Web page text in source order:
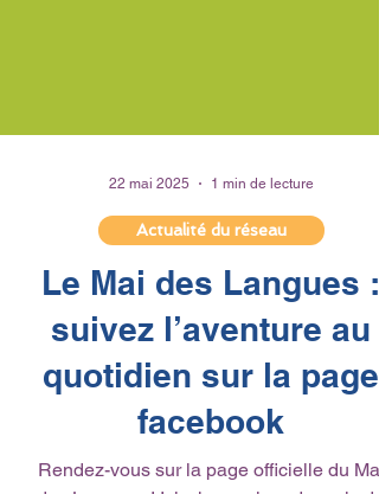
22 mai 2025 1 min de lecture
Actualité du réseau
Le Mai des Langues :
suivez l’aventure au
quotidien sur la page
facebook